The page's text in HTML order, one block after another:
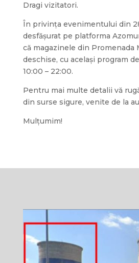
Dragi vizitatori.
În privința evenimentului din
desfășurat pe platforma
că magazinele din Promenada
deschise, cu același program
10:00 – 22:00.
Pentru mai multe detalii vă
din surse sigure, venite de la
Mulțumim!